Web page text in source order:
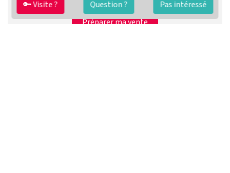
🔑 Visite ? Question ? Pas intéressé
Préparer ma vente